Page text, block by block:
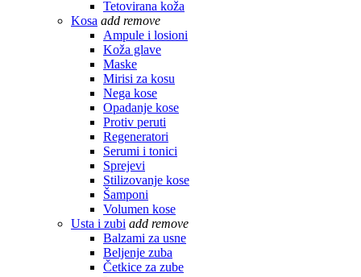
Tetovirana koža
Kosa add remove
Ampule i losioni
Koža glave
Maske
Mirisi za kosu
Nega kose
Opadanje kose
Protiv peruti
Regeneratori
Serumi i tonici
Sprejevi
Stilizovanje kose
Šamponi
Volumen kose
Usta i zubi add remove
Balzami za usne
Beljenje zuba
Četkice za zube